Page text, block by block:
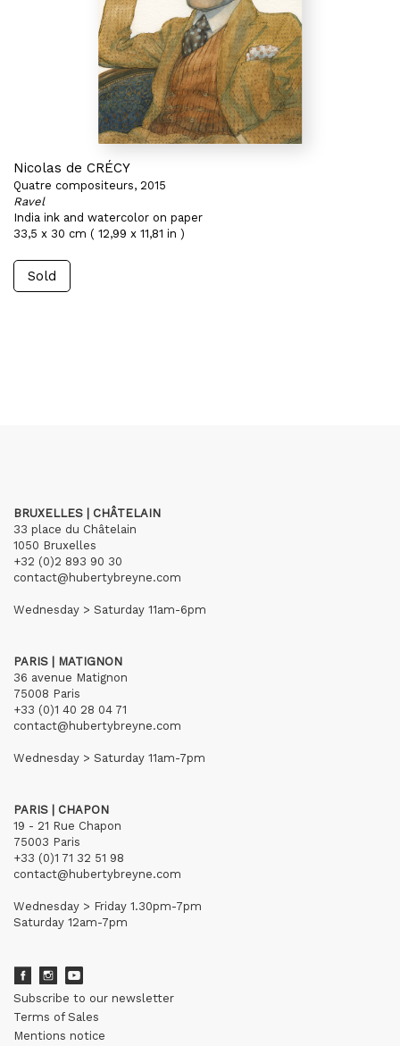
Nicolas de CRÉCY
Quatre compositeurs, 2015
Ravel
India ink and watercolor on paper
33,5 x 30 cm ( 12,99 x 11,81 in )
Sold
BRUXELLES | CHÂTELAIN
33 place du Châtelain
1050 Bruxelles
+32 (0)2 893 90 30
contact@hubertybreyne.com
Wednesday > Saturday 11am-6pm
PARIS | MATIGNON
36 avenue Matignon
75008 Paris
+33 (0)1 40 28 04 71
contact@hubertybreyne.com
Wednesday > Saturday 11am-7pm
PARIS | CHAPON
19 - 21 Rue Chapon
75003 Paris
+33 (0)1 71 32 51 98
contact@hubertybreyne.com
Wednesday > Friday 1.30pm-7pm
Saturday 12am-7pm
Subscribe to our newsletter
Terms of Sales
Mentions notice